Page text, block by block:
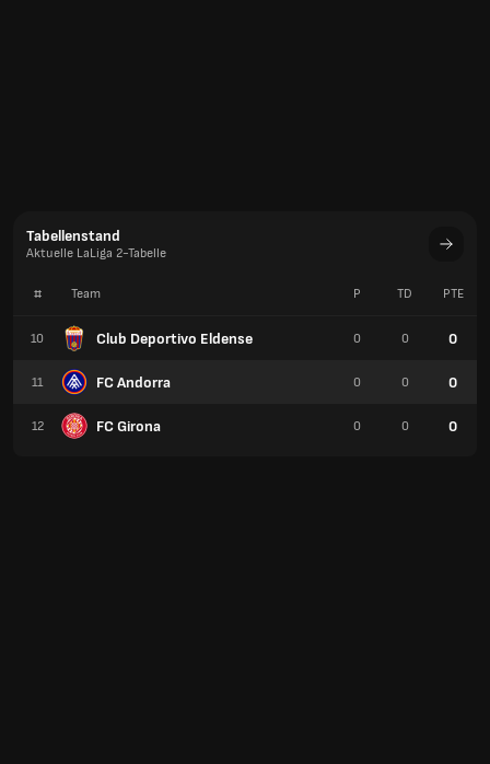
Tabellenstand
Aktuelle LaLiga 2-Tabelle
# Team
10 Club Deportivo Eldense
11 FC Andorra
12 FC Girona
P TD PTE
0 0 0
0 0 0
0 0 0